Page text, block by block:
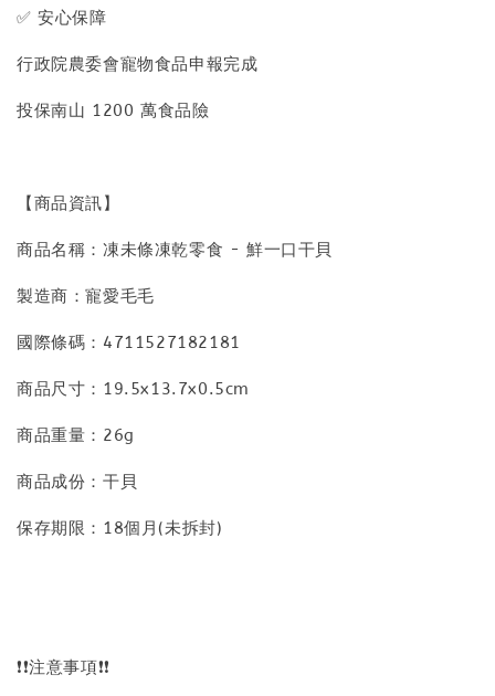
✅ 安心保障
行政院農委會寵物食品申報完成
投保南山 1200 萬食品險
【商品資訊】
商品名稱：凍未條凍乾零食 - 鮮一口干貝
製造商：寵愛毛毛
國際條碼：4711527182181
商品尺寸：19.5x13.7x0.5cm
商品重量：26g
商品成份：干貝
保存期限：18個月(未拆封)
❗❗注意事項❗❗